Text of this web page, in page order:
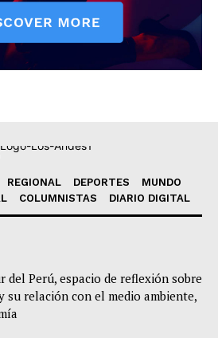
REGIONAL DEPORTES
MUNDO
COLUMNISTAS DIARIO DIGITAL
del Perú, espacio de reflexión sobre
su relación con el medio ambiente,